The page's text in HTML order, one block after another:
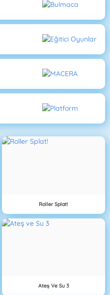
Roller Splat!
Ateş Ve Su 3